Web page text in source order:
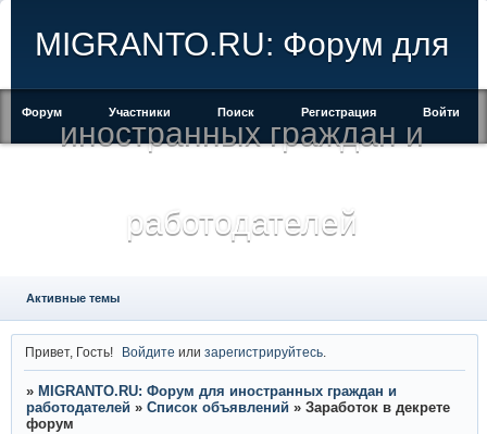
MIGRANTO.RU: Форум для
иностранных граждан и
работодателей
Форум Участники Поиск Регистрация Войти
Активные темы
Привет, Гость! Войдите илизарегистрируйтесь
» MIGRANTO.RU: Форум для иностранных граждан и
работодателей » Список объявлений » Заработок в декрете
форум